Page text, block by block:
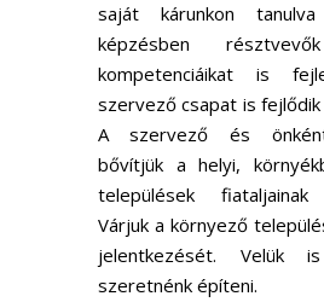
saját kárunkon
képzésben
kompetenciáikat is
szervező csapat is fejlődik
A szervező és
bővítjük a helyi,
települések fiataljainak
Várjuk a környező
jelentkezését. Velük
szeretnénk építeni.